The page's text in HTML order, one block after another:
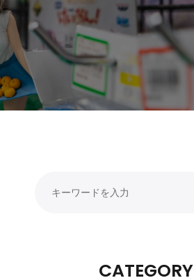
CATEGORY